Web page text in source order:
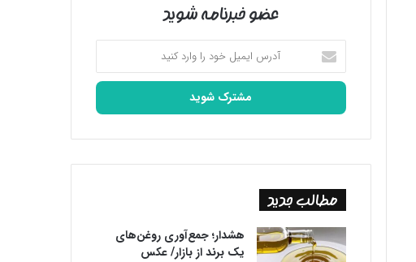
عضو خبرنامه شوید
آدرس
ایمیل
خود
وارد
مطالب جدید
هشدار؛ جمع‌آوری روغن‌های
یک برند از بازار/ عکس